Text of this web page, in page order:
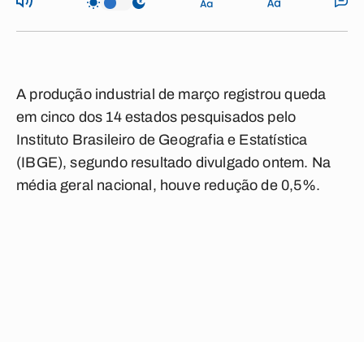
A produção industrial de março registrou queda
em cinco dos 14 estados pesquisados pelo
Instituto Brasileiro de Geografia e Estatística
(IBGE), segundo resultado divulgado ontem. Na
média geral nacional, houve redução de 0,5%.